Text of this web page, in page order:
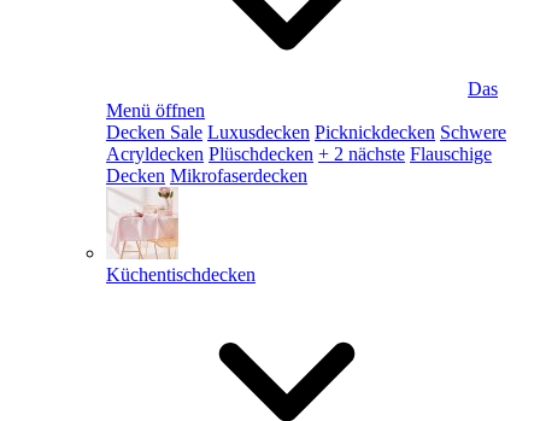
Das
Menü öffnen
Decken Sale Luxusdecken Picknickdecken Schwere
Acryldecken Plüschdecken + 2 nächste Flauschige
Decken Mikrofaserdecken
Küchentischdecken